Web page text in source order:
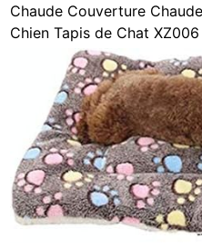
Chaude Couverture
Chien Tapis de Chat